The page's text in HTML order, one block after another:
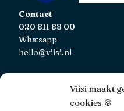
Viisi maakt
cookies 🍪
Contact
020 811 88 00
Whatsapp
hello@viisi.nl